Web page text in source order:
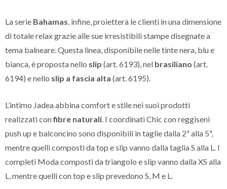
La serie Bahamas , infine, proietterà le clienti in una dimensione
di totale relax grazie alle sue irresistibili stampe disegnate a
tema balneare. Questa linea, disponibile nelle tinte nera, blu e
bianca, è proposta nello slip (art. 6193), nel brasiliano (art.
6194) e nello slip a fascia alta (art. 6195).
L’intimo Jadea abbina comfort e stile nei suoi prodotti
realizzati confibre naturali . I coordinati Chic con reggiseni
push up e balconcino sono disponibili in taglie dalla 2ª alla 5ª,
mentre quelli composti da top e slip vanno dalla taglia S alla L. I
completi Moda composti da triangolo e slip vanno dalla XS alla
L, mentre quelli con top e slip prevedono S, M e L.